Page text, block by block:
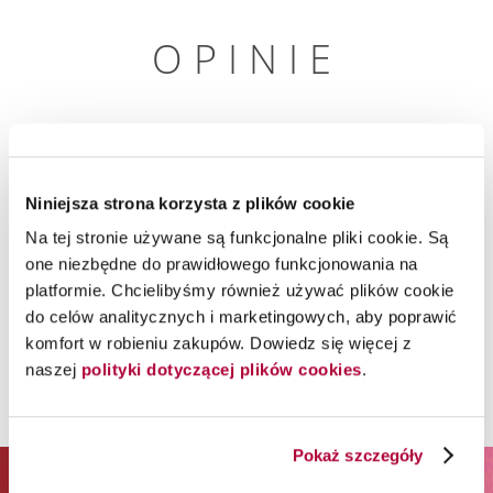
Niniejsza strona korzysta z plików cookie
Na tej stronie używane są funkcjonalne pliki cookie. Są
one niezbędne do prawidłowego funkcjonowania na
platformie. Chcielibyśmy również używać plików cookie
do celów analitycznych i marketingowych, aby poprawić
komfort w robieniu zakupów. Dowiedz się więcej z
naszej polityki dotyczącej plików cookies.
Pokaż szczegóły
OPINIE